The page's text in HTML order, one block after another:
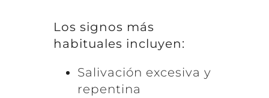
Los signos más
habituales incluyen:
Salivación excesiva y
repentina